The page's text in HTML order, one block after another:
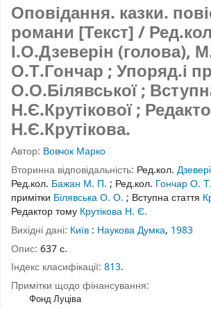
Оповідання. казки.
романи [Текст] /
І.О.Дзеверін (голова),
О.Т.Гончар ; Упоряд.і
О.О.Білявської ;
Н.Є.Крутікової ;
Н.Є.Крутікова.
Автор: Вовчок Марко
Вторинна відповідальність: Ред.кол.
Ред.кол. Бажан М. П. ; Ред.кол. Гончар О. Т.
примітки Білявська О. О. ; Вступна стаття
Редактор тому Крутікова Н. Є.
Вихідні дані: Київ : Наукова Думка, 1983
Опис: 637 с.
Індекс класифікації: 813.
Примітки щодо фінансування:
Фонд Луціва